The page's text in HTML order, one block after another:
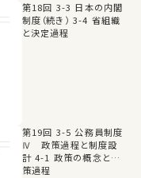
第18回 3-3 日本の内閣
制度（続き） 3-4 省組織
と決定過程
第19回 3-5 公務員制度
Ⅳ 政策過程と制度設
計 4-1 政策の概念と政
策過程